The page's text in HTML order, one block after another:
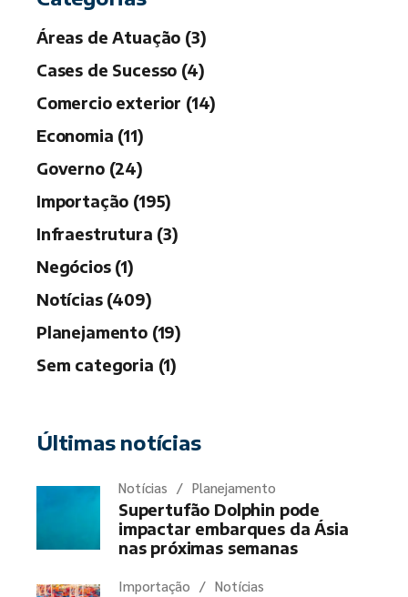
Áreas de Atuação (3)
Cases de Sucesso (4)
Comercio exterior (14)
Economia (11)
Governo (24)
Importação (195)
Infraestrutura (3)
Negócios (1)
Notícias (409)
Planejamento (19)
Sem categoria (1)
Últimas notícias
Notícias Planejamento
Supertufão Dolphin pode
impactar embarques da Ásia
nas próximas semanas
Importação Notícias